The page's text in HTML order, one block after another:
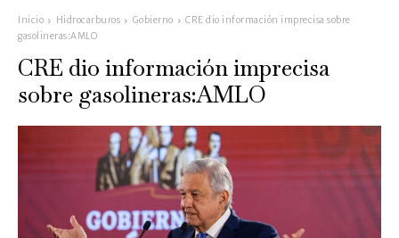
Inicio Hidrocarburos Gobierno
CRE dio información imprecisa sobre
gasolineras:AMLO
CRE dio información imprecisa
sobre gasolineras:AMLO